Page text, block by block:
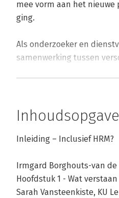
mee vorm aan het nieuwe
ging.
Als onderzoeker en
samenwerking tussen
gebaseerd op het ESF-
Recent was hij betrokken
het oog op het activeren
handboek Personeel in
Andere boeken
Inhoudsopgave
Inleiding – Inclusief HRM?
Irmgard Borghouts-van de
Hoofdstuk 1 - Wat
Sarah Vansteenkiste, KU